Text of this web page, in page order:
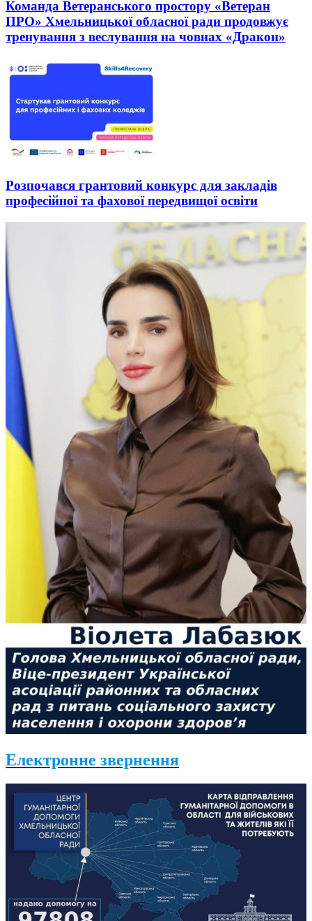
Команда Ветеранського простору «Ветеран
ПРО» Хмельницької обласної ради продовжує
тренування з веслування на човнах «Дракон»
Розпочався грантовий конкурс для закладів
професійної та фахової передвищої освіти
Електронне звернення